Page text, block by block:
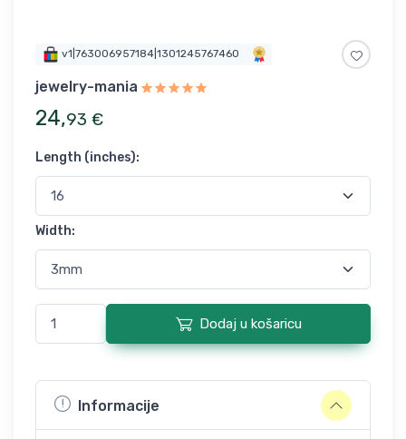
v1|763006957184|1301245767460
jewelry-mania
24,93 €
Length (inches):
Width:
Dodaj u košaricu
Informacije